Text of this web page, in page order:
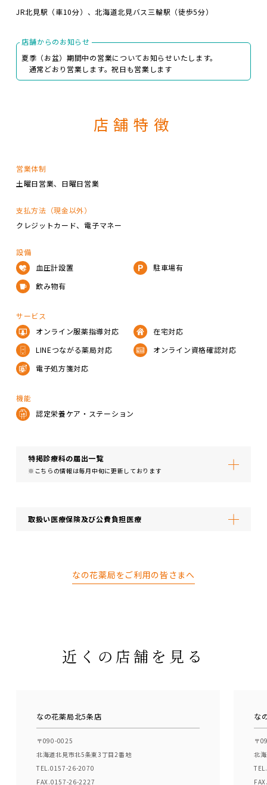
JR北見駅（車10分）、北海道北見バス三輪駅（徒歩5分）
店舗からのお知らせ
夏季（お盆）期間中の営業についてお知らせいたします。
通常どおり営業します。祝日も営業します
店舗特徴
営業体制
土曜日営業
日曜日営業
支払方法（現金以外）
クレジットカード
電子マネー
設備
血圧計設置
駐車場有
飲み物有
サービス
オンライン服薬指導対応
在宅対応
LINEつながる薬局対応
オンライン資格確認対応
電子処方箋対応
機能
認定栄養ケア・ステーション
特掲診療科の届出⼀覧
※こちらの情報は毎月中旬に更新しております
取扱い医療保険及び公費負担医療
なの花薬局をご利用の皆さまへ
近くの店舗を見る
なの花薬局北5条店
〒090-0025
北海道北見市北5条東3丁目2番地
TEL.0157-26-2070
FAX.0157-26-2227
な
〒
北